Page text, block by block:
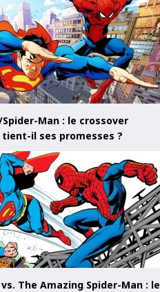
Man : le crossover
il ses promesses ?
The Amazing Spider-Man : le